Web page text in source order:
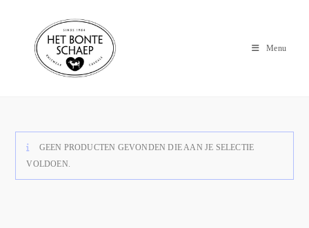
Menu
GEEN PRODUCTEN GEVONDEN DIE AAN JE SELECTIE
VOLDOEN.